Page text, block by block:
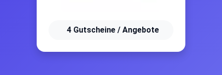
4 Gutscheine / Angebote